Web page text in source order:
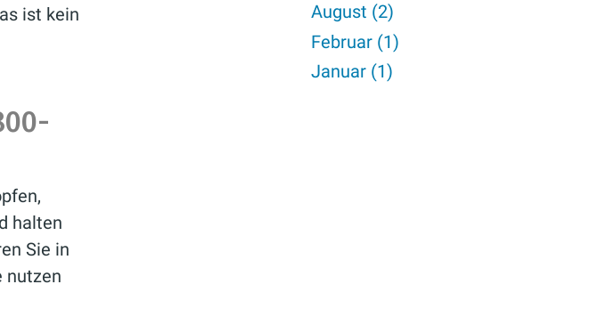
ist kein
halten
Sie in
nutzen
August (2)
Februar (1)
Januar (1)